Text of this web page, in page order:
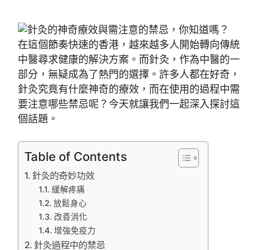
在這個節奏快速的香港，越來越多人開始轉向傳統
中醫尋求健康的解決方案。而針灸，作為中醫的一
部分，無疑成為了熱門的選擇。許多人都在好奇，
針灸究竟有什麼神奇的療效，而在使用的過程中需
要注意哪些禁忌呢？今天就讓我們一起深入探討這
個話題。
Table of Contents
針灸的奇妙功效
緩解疼痛
放鬆身心
改善消化
增強免疫力
針灸過程中的禁忌